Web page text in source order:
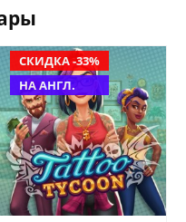
СКИДКА -33%
НА АНГЛ.